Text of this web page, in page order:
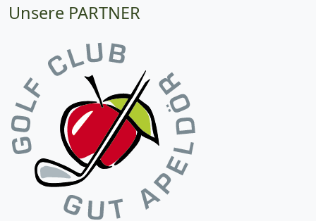
Unsere PARTNER